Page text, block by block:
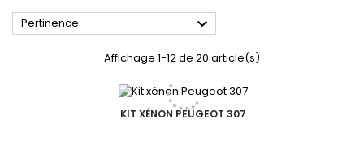
Pertinence 
Affichage 1-12 de 20 article(s)
KIT XÉNON PEUGEOT 307